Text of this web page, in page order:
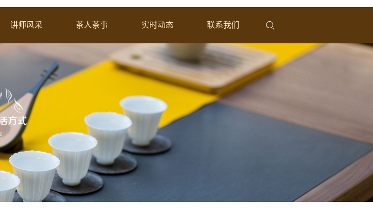
讲师风采
慧老师
仙仙老师
茶人茶事
学员风采
实时动态
行业资讯
联系我们